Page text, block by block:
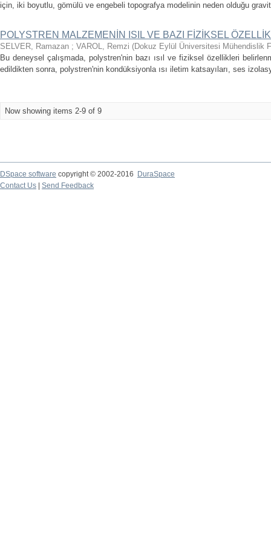
için, iki boyutlu, gömülü ve engebeli topografya modelinin neden olduğu
POLYSTREN MALZEMENİN ISIL VE BAZI FİZİKSEL
SELVER, Ramazan ; VAROL, Remzi (Dokuz Eylül Üniversitesi Mühendislik
Bu deneysel çalışmada, polystren'nin bazı ısıl ve fiziksel özellikleri
edildikten sonra, polystren'nin kondüksiyonla ısı iletim katsayıları, ses
Now showing items 2-9 of 9
DSpace software copyright © 2002-2016
DuraSpace
Contact Us
Send Feedback